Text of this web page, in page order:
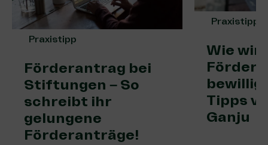
Praxistipp
Förderantrag bei
Stiftungen – So
schreibt ihr
gelungene
Förderanträge!
Praxistipp
Wie
Tipps
Ganju